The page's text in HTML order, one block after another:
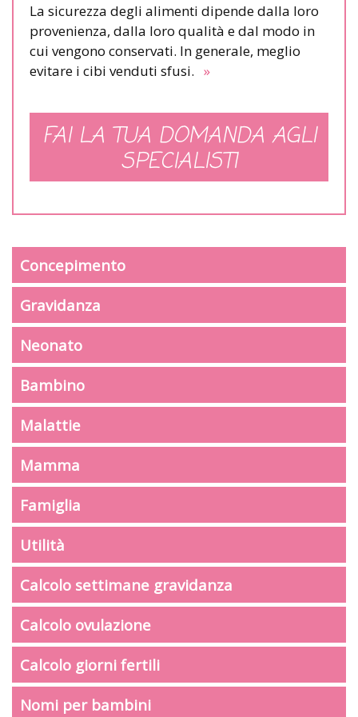
La sicurezza degli alimenti dipende dalla loro
provenienza, dalla loro qualità e dal modo in
cui vengono conservati. In generale, meglio
evitare i cibi venduti sfusi. »
FAI LA TUA DOMANDA AGLI
SPECIALISTI
Concepimento
Gravidanza
Neonato
Bambino
Malattie
Mamma
Famiglia
Utilità
Calcolo settimane gravidanza
Calcolo ovulazione
Calcolo giorni fertili
Nomi per bambini